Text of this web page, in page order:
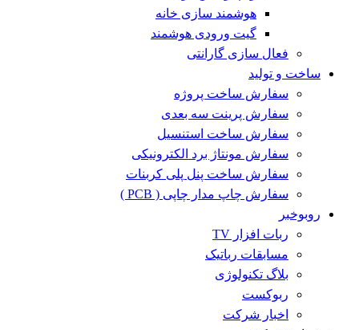
هوشمند سازی خانه
گیت ورودی هوشمند
فعال سازی گارانتی
ساخت و تولید
سفارش ساخت پروژه
سفارش پرینت سه بعدی
سفارش ساخت استنسیل
سفارش مونتاژ برد الکترونیکی
سفارش ساخت پنل پلی کربنات
سفارش چاپ مدار چاپی ( PCB )
روبوخبر
ربات افزار TV
مسابقات رباتیک
بلاگ تکنولوژی
ربوکست
اخبار شرکت